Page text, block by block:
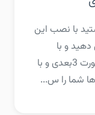
با نصب این
و با
دوستان خود رقابت کنید. این بازی به صورت 3بعدی و با
شما را س...